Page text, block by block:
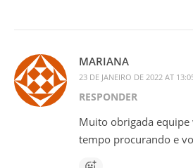
MARIANA
23 DE JANEIRO DE 2022 AT
RESPONDER
Muito obrigada equipe
tempo procurando e